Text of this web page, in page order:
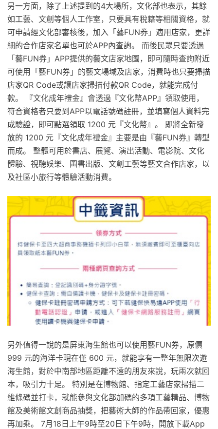
另一方面，除了上述提到的4大場所，文化部也表示，其餘
如工藝、文創等個人工作室，只要具有稅籍等相關資格，就
可申請經文化部審核後，加入「藝FUN券」適用店家，更詳
細的合作店家名單也可於APP內查詢。 而後民眾只要透過
「藝FUN券」APP提供的藝文店家地圖，即可隨時查詢附近
可使用「藝FUN券」的藝文場域及店家，消費時也只要掃描
店家QR Code或讓店家掃描付款QR Code，就能完成付
款。 『文化成年禮金』會透過『文化幣APP』領取使用，
符合資格者只要到APP以電話號碼註冊，並填寫個人資料完
成驗證，即可點選領取 1200 元『文化幣』。 即將全新發
放的 1200 元『文化成年禮金』主要是由『藝FUN券』轉型
而成。 整體可用於書店、展覽、演出活動、電影院、文化
體驗、視聽娛樂、圖書出版、文創工藝等藝文合作店家，以
及社區小旅行等體驗活動消費。
另外值得一說的是屏東海生館也可以使用藝FUN券，原價
999 元的海洋卡現在僅 600 元，就能享有一整年無限次遊
海生館，對於中南部地區距離不遠的朋友來說，玩兩次就回
本，吸引力十足。 特別是在博物館、指定工藝店家掃描二
維條碼並打卡，就能參與文化部加碼的多項工藝精品、博物
館及美術館文創商品抽獎，把藝術大師的作品帶回家，優惠
再加乘。 7月18日上午9時至20日下午9時，開放下載App